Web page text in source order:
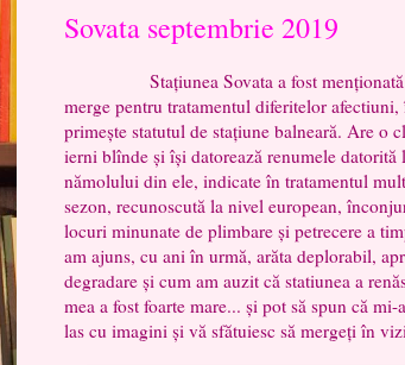
Sovata septembrie 2019
Stațiunea Sovata a fost menționată
merge pentru tratamentul diferitelor
primește statutul de stațiune balneară. Are o
ierni blînde și își datorează renumele
nămolului din ele, indicate în tratamentul
sezon, recunoscută la nivel european,
locuri minunate de plimbare și petrecere a
am ajuns, cu ani în urmă, arăta deplorabil,
degradare și cum am auzit că statiunea a
mea a fost foarte mare... și pot să spun că
las cu imagini și vă sfătuiesc să mergeți în